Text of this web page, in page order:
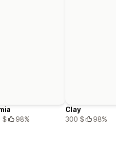
$
98%
Clay
300 $
98%